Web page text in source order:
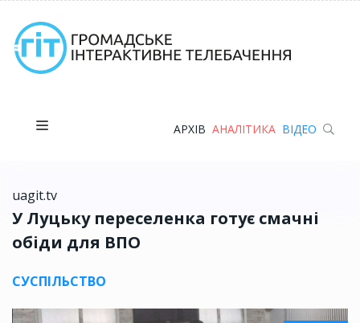
АРХІВ АНАЛІТИКА ВІДЕО
uagit.tv
У Луцьку переселенка готує смачні
обіди для ВПО
СУСПІЛЬСТВО